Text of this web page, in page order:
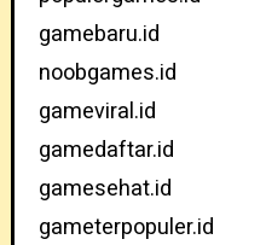
gamebaru.id
noobgames.id
gameviral.id
gamedaftar.id
gamesehat.id
gameterpopuler.id